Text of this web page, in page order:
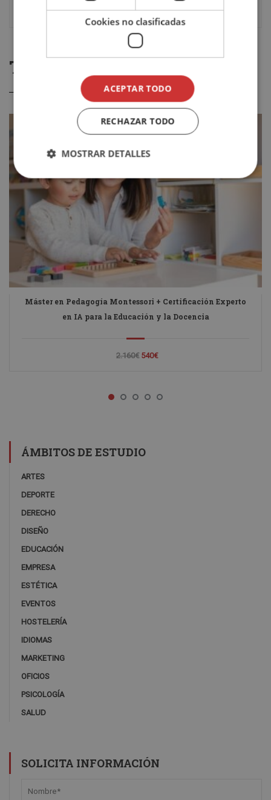
TE PODRÍA GUSTAR
Máster en Pedagogía Montessori + Certificación Experto
en IA para la Educación y la Docencia
2.160€ 540€
ÁMBITOS DE ESTUDIO
ARTES
DEPORTE
DERECHO
DISEÑO
EDUCACIÓN
EMPRESA
ESTÉTICA
EVENTOS
HOSTELERÍA
IDIOMAS
MARKETING
OFICIOS
PSICOLOGÍA
SALUD
SOLICITA INFORMACIÓN
Cookies no clasificadas
ACEPTAR TODO
RECHAZAR TODO
MOSTRAR DETALLES